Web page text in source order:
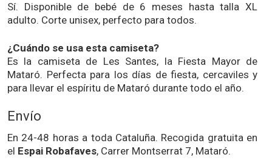
Sí. Disponible de bebé de 6 meses hasta talla XL
adulto. Corte unisex, perfecto para todos.
¿Cuándo se usa esta camiseta?
Es la camiseta de Les Santes, la Fiesta Mayor de
Mataró. Perfecta para los días de fiesta, cercaviles y
para llevar el espíritu de Mataró durante todo el año.
Envío
En 24-48 horas a toda Cataluña. Recogida gratuita en
el Espai Robafaves, Carrer Montserrat 7, Mataró.